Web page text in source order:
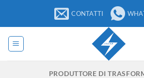
contenuti
CONTATTI
PRODUTTORE DI